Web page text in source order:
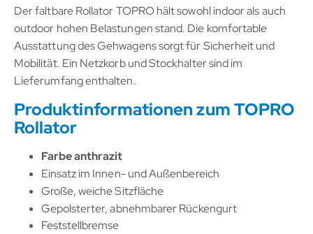
Der faltbare Rollator TOPRO hält sowohl indoor als auch
outdoor hohen Belastungen stand. Die komfortable
Ausstattung des Gehwagens sorgt für Sicherheit und
Mobilität. Ein Netzkorb und Stockhalter sind im
Lieferumfang enthalten.
Produktinformationen zum TOPRO
Rollator
Farbe anthrazit
Einsatz im Innen- und Außenbereich
Große, weiche Sitzfläche
Gepolsterter, abnehmbarer Rückengurt
Feststellbremse